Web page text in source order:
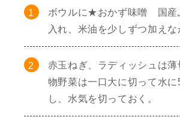
ボウルに★おかず味噌 国産
入れ、米油を少しずつ加えな
赤玉ねぎ、ラディッシュは
物野菜は一口大に切って水に
し、水気を切っておく。